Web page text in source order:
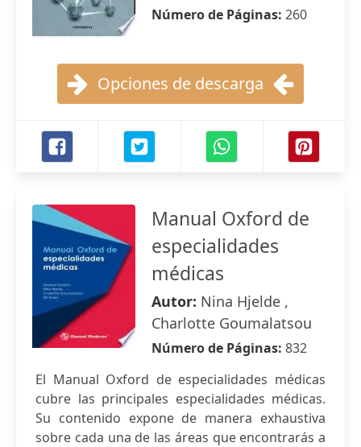
Número de Páginas: 260
Opciones de descarga
Manual Oxford de
especialidades
médicas
Autor: Nina Hjelde ,
Charlotte Goumalatsou
Número de Páginas: 832
El Manual Oxford de especialidades médicas
cubre las principales especialidades médicas.
Su contenido expone de manera exhaustiva
sobre cada una de las áreas que encontrarás a